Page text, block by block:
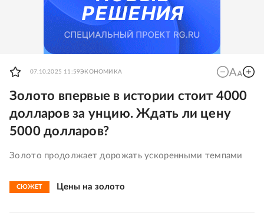
07.10.2025 11:59ЭКОНОМИКА
Золото впервые в истории стоит 4000
долларов за унцию. Ждать ли цену
5000 долларов?
Золото продолжает дорожать ускоренными темпами
СЮЖЕТ Цены на золото